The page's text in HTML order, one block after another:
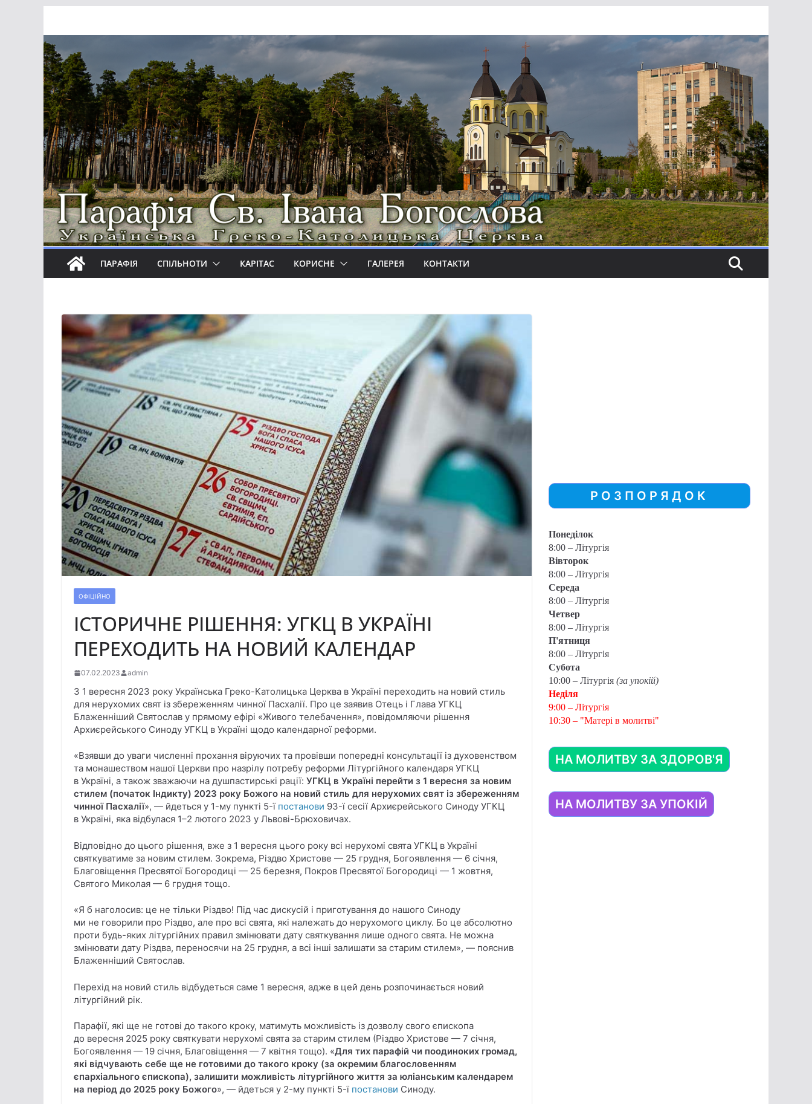
вмісту
ПАРАФІЯ СПІЛЬНОТИ КАРІТАС КОРИСНЕ ГАЛЕРЕЯ КОНТАКТИ
ОФІЦІЙНО
ІСТОРИЧНЕ РІШЕННЯ: УГКЦ В УКРАЇНІ
ПЕРЕХОДИТЬ НА НОВИЙ КАЛЕНДАР
07.02.2023 admin
З 1 вересня 2023 року Українська Греко-Католицька Церква в Україні переходить на новий стиль
для нерухомих свят із збереженням чинної Пасхалії. Про це заявив Отець і Глава УГКЦ
Блаженніший Святослав у прямому ефірі «Живого телебачення», повідомляючи рішення
Архиєрейського Синоду УГКЦ в Україні щодо календарної реформи.
«Взявши до уваги численні прохання віруючих та провівши попередні консультації із духовенством
та монашеством нашої Церкви про назрілу потребу реформи Літургійного календаря УГКЦ
в Україні, а також зважаючи на душпастирські рації: УГКЦ в Україні перейти з 1 вересня за новим
стилем (початок Індикту) 2023 року Божого на новий стиль для нерухомих свят із збереженням
чинної Пасхалії», — йдеться у 1-му пункті 5-ї постанови 93-ї сесії Архиєрейського Синоду УГКЦ
в Україні, яка відбулася 1–2 лютого 2023 у Львові-Брюховичах.
Відповідно до цього рішення, вже з 1 вересня цього року всі нерухомі свята УГКЦ в Україні
святкуватиме за новим стилем. Зокрема, Різдво Христове — 25 грудня, Богоявлення — 6 січня,
Благовіщення Пресвятої Богородиці — 25 березня, Покров Пресвятої Богородиці — 1 жовтня,
Святого Миколая — 6 грудня тощо.
«Я б наголосив: це не тільки Різдво! Під час дискусій і приготування до нашого Синоду
ми не говорили про Різдво, але про всі свята, які належать до нерухомого циклу. Бо це абсолютно
проти будь-яких літургійних правил змінювати дату святкування лише одного свята. Не можна
змінювати дату Різдва, переносячи на 25 грудня, а всі інші залишати за старим стилем», — пояснив
Блаженніший Святослав.
Перехід на новий стиль відбудеться саме 1 вересня, адже в цей день розпочинається новий
літургійний рік.
Парафії, які ще не готові до такого кроку, матимуть можливість із дозволу свого єпископа
до вересня 2025 року святкувати нерухомі свята за старим стилем (Різдво Христове — 7 січня,
Богоявлення — 19 січня, Благовіщення — 7 квітня тощо). «Для тих парафій чи поодиноких громад,
які відчувають себе ще не готовими до такого кроку (за окремим благословенням
єпархіального єпископа), залишити можливість літургійного життя за юліанським календарем
на період до 2025 року Божого», — йдеться у 2-му пункті 5-ї постанови Синоду.
РОЗПОРЯДОК
Понеділок
8:00 – Літургія
Вівторок
8:00 – Літургія
Середа
8:00 – Літургія
Четвер
8:00 – Літургія
П'ятниця
8:00 – Літургія
Субота
10:00 – Літургія(за упокій)
Неділя
9:00 – Літургія
10:30 – "Матері в молитві"
НА МОЛИТВУ ЗА ЗДОРОВ'Я
НА МОЛИТВУ ЗА УПОКІЙ